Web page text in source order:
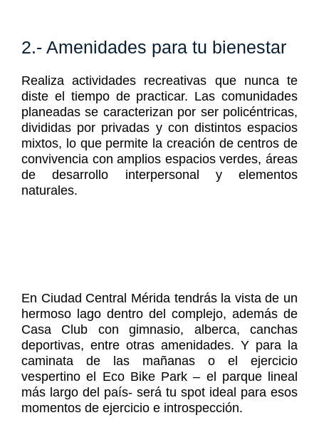
2.- Amenidades para tu bienestar
Realiza actividades recreativas que nunca te
diste el tiempo de practicar. Las comunidades
planeadas se caracterizan por ser policéntricas,
divididas por privadas y con distintos espacios
mixtos, lo que permite la creación de centros de
convivencia con amplios espacios verdes, áreas
de desarrollo interpersonal y elementos
naturales.
En Ciudad Central Mérida tendrás la vista de un
hermoso lago dentro del complejo, además de
Casa Club con gimnasio, alberca, canchas
deportivas, entre otras amenidades. Y para la
caminata de las mañanas o el ejercicio
vespertino el Eco Bike Park – el parque lineal
más largo del país- será tu spot ideal para esos
momentos de ejercicio e introspección.